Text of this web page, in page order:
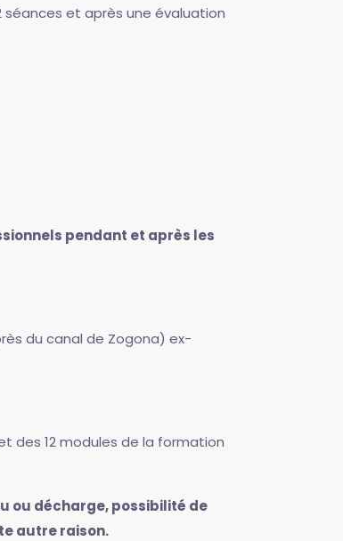
et après une évaluation
pendant et après les
du canal de Zogona) ex-
des 12 modules de la formation
ou décharge, possibilité de
autre raison.